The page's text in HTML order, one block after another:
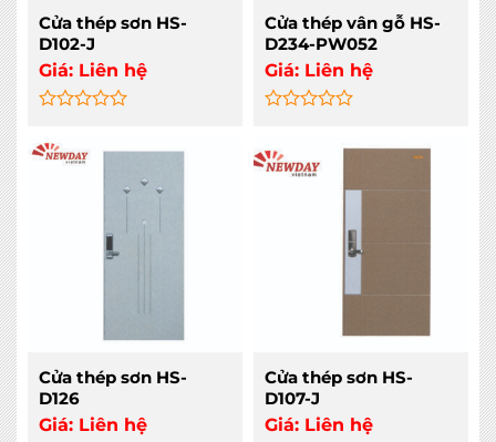
Cửa thép sơn HS-
D102-J
Giá: Liên hệ
0
out
Cửa thép vân gỗ HS-
D234-PW052
Giá: Liên hệ
out
of
Cửa thép sơn HS-
D126
Giá: Liên hệ
Cửa thép sơn HS-
D107-J
Giá: Liên hệ